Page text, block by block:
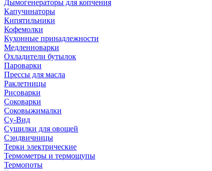
Дымогенераторы для копчения
Капучинаторы
Кипятильники
Кофемолки
Кухонные принадлежности
Медленноварки
Охладители бутылок
Пароварки
Прессы для масла
Раклетницы
Рисоварки
Соковарки
Соковыжималки
Су-Вид
Сушилки для овощей
Сэндвичницы
Терки электрические
Термометры и термощупы
Термопоты